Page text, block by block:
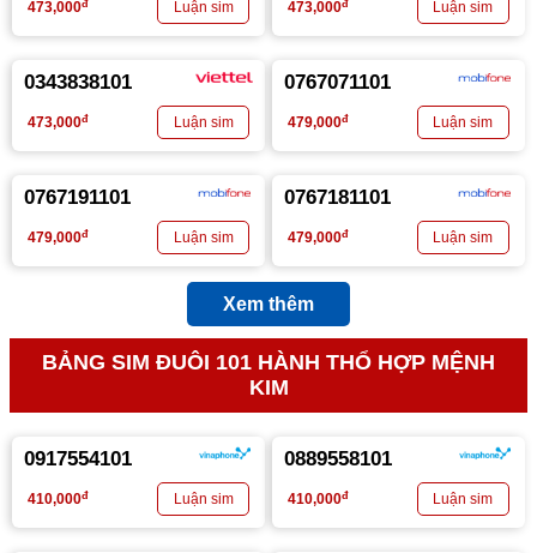
473,000đ 473,000đ
0343838101
473,000đ
0767071101
479,000đ
0767191101
479,000đ
0767181101
479,000đ
Xem thêm
BẢNG SIM ĐUÔI 101 HÀNH THỔ HỢP MỆNH
KIM
0917554101
410,000đ
0889558101
410,000đ